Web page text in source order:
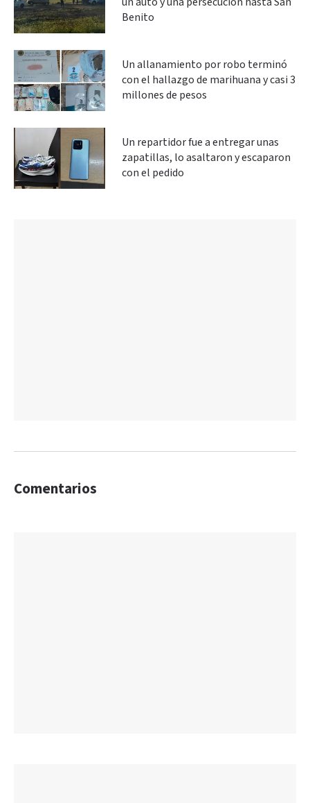
Benito
Un allanamiento por robo terminó
con el hallazgo de marihuana y casi 3
millones de pesos
Un repartidor fue a entregar unas
zapatillas, lo asaltaron y escaparon
con el pedido
Comentarios